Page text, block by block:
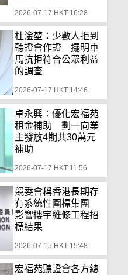
2026-07-17 HKT 16:28
杜淦堃：少數人拒到
聽證會作證 擺明車
馬抗拒符合公眾利益
的調查
2026-07-17 HKT 14:46
卓永興：優化宏福苑
租金補助 劃一向業
主發放4期共30萬元
補助
2026-07-17 HKT 11:56
競委會稱香港長期存
有系統性圍標集團
影響樓宇維修工程招
標結果
2026-07-15 HKT 15:48
宏福苑聽證會各方總